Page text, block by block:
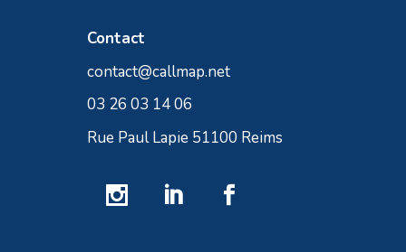
Contact
contact@callmap.net
03 26 03 14 06
Rue Paul Lapie 51100 Reims